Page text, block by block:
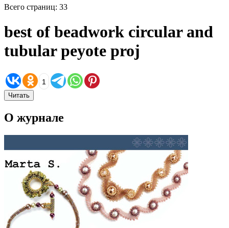
Всего страниц: 33
best of beadwork circular and
tubular peyote proj
1
Читать
О журнале